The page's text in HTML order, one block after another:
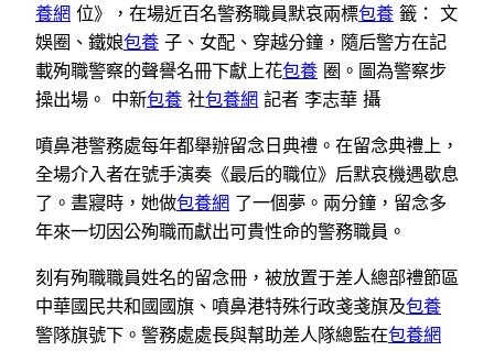
養網 位》，在場近百名警務職員默哀兩標包養 籤： 文
娛圈、鐵娘包養 子、女配、穿越分鐘，隨后警方在記
載殉職警察的聲譽名冊下獻上花包養 圈。圖為警察步
操出場。 中新包養 社包養網 記者 李志華 攝
噴鼻港警務處每年都舉辦留念日典禮。在留念典禮上，
全場介入者在號手演奏《最后的職位》后默哀機遇歇息
了。晝寢時，她做包養網 了一個夢。兩分鐘，留念多
年來一切因公殉職而獻出可貴性命的警務職員。
刻有殉職職員姓名的留念冊，被放置于差人總部禮節區
中華國民共和國國旗、噴鼻港特殊行政戔戔旗及包養
警隊旗號下。警務處處長與幫助差人隊總監在包養網